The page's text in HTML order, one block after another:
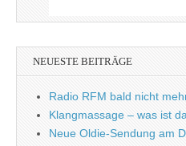
NEUESTE BEITRÄGE
Radio RFM bald nicht
Klangmassage – was ist
Neue Oldie-Sendung am